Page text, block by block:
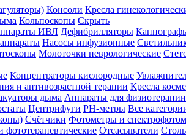
Консоли Кресла
Кольпоскопы Скрыть
ИВЛ Дефибрилляторы
Насосы инфузионные
Молоточки неврологические
Концентраторы кислородные
и антивозрастной терапии Кресла
дыма Аппараты для физиотерапии
Центрифуги PH-метры Все
Счётчики Фотометры и
фототерапевтические Отсасыватели